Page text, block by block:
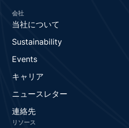
会社
当社について
Sustainability
Events
キャリア
ニュースレター
連絡先
リソース